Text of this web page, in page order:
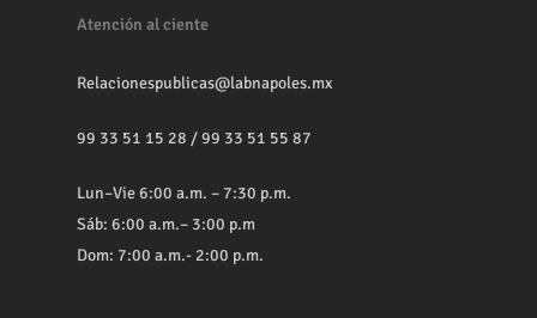
Atención al ciente
Relacionespublicas@labnapoles.mx
99 33 51 15 28 /99 33 51 55 87
Lun–Vie 6:00 a.m. – 7:30 p.m.
Sáb: 6:00 a.m.– 3:00 p.m
Dom: 7:00 a.m.- 2:00 p.m.